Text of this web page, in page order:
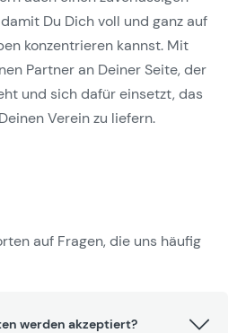
Du Dich voll und ganz auf
konzentrieren kannst. Mit
Partner an Deiner Seite, der
und sich dafür einsetzt, das
Verein zu liefern.
auf Fragen, die uns häufig
werden akzeptiert?